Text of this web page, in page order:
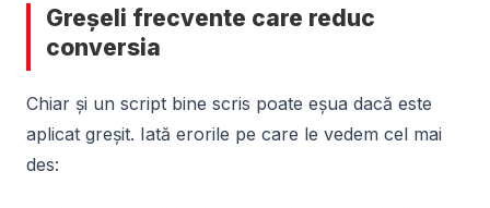
Greșeli frecvente care reduc
conversia
Chiar și un script bine scris poate eșua dacă este
aplicat greșit. Iată erorile pe care le vedem cel mai
des: